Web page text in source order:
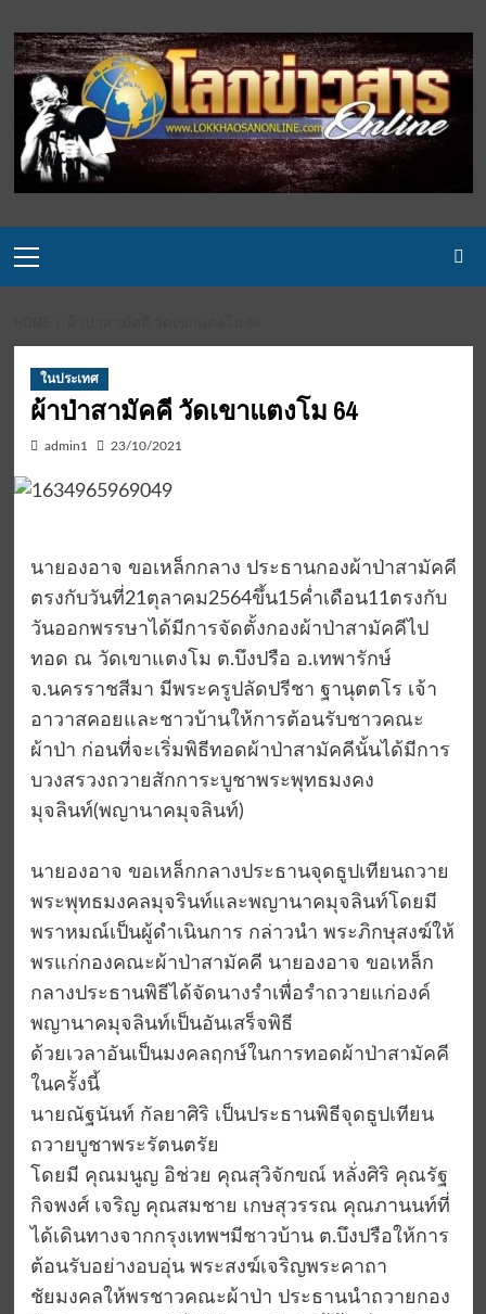
to
content
Menu
ในประเทศ
ผ้าป่าสามัคคี วัดเขาแตงโม 64
admin1 23/10/2021
นายองอาจ ขอเหล็กกลาง ประธานกองผ้าป่าสามัคคี
ตรงกับวันที่21ตุลาคม2564ขึ้น15ค่ำเดือน11ตรงกับ
วันออกพรรษาได้มีการจัดตั้งกองผ้าป่าสามัคคีไป
ทอด ณ วัดเขาแตงโม ต.บึงปรือ อ.เทพารักษ์
จ.นครราชสีมา มีพระครูปลัดปรีชา ฐานุตตโร เจ้า
อาวาสคอยและชาวบ้านให้การต้อนรับชาวคณะ
ผ้าป่า ก่อนที่จะเริ่มพิธีทอดผ้าป่าสามัคคีนั้นได้มีการ
บวงสรวงถวายสักการะบูชาพระพุทธมงคง
มุจลินท์(พญานาคมุจลินท์)
นายองอาจ ขอเหล็กกลางประธานจุดธูปเทียนถวาย
พระพุทธมงคลมุจรินท์และพญานาคมุจลินท์โดยมี
พราหมณ์เป็นผู้ดำเนินการ กล่าวนำ พระภิกษุสงฆ์ให้
พรแก่กองคณะผ้าป่าสามัคคี นายองอาจ ขอเหล็ก
กลางประธานพิธีได้จัดนางรำเพื่อรำถวายแก่องค์
พญานาคมุจลินท์เป็นอันเสร็จพิธี
ด้วยเวลาอันเป็นมงคลฤกษ์ในการทอดผ้าป่าสามัคคี
ในครั้งนี้
นายณัฐนันท์ กัลยาศิริ เป็นประธานพิธีจุดธูปเทียน
ถวายบูชาพระรัตนตรัย
โดยมี คุณมนูญ อิช่วย คุณสุวิจักขณ์ หลั่งศิริ คุณรัฐ
กิจพงศ์ เจริญ คุณสมชาย เกษสุวรรณ คุณภานนท์ที่
ได้เดินทางจากกรุงเทพฯมีชาวบ้าน ต.บึงปรือให้การ
ต้อนรับอย่างอบอุ่น พระสงฆ์เจริญพระคาถา
ชัยมงคลให้พรชาวคณะผ้าป่า ประธานนำถวายกอง